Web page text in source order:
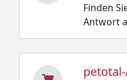
Finden
Antwort